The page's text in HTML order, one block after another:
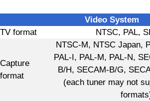
Video System
TV format
NTSC, PAL,
Capture
format
NTSC-M, NTSC Japan,
PAL-I, PAL-M, PAL-N,
B/H, SECAM-B/G,
(each tuner may not